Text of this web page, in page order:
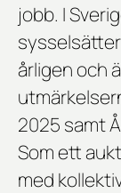
jobb. I
årligen och
2025 samt
Som ett
med